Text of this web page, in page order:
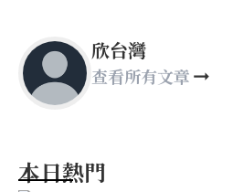
欣台灣
查看所有文章
本日熱門